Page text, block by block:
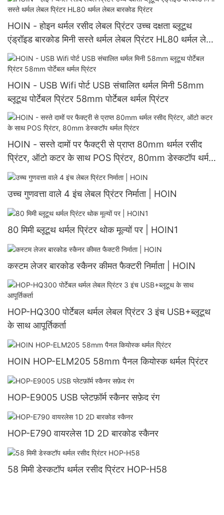
HOIN - होइन थर्मल रसीद लेबल प्रिंटर उच्च दक्षता ब्लूटूथ
एंड्रॉइड बारकोड मिनी सस्ते थर्मल लेबल प्रिंटर HL80 थर्मल लेबल
बारकोड प्रिंटर
HOIN - USB Wifi पोर्ट USB संचालित थर्मल मिनी 58mm
ब्लूटूथ पोर्टेबल प्रिंटर 58mm पोर्टेबल थर्मल प्रिंटर
HOIN - सस्ते दामों पर फैक्ट्री से प्राप्त 80mm थर्मल रसीद
प्रिंटर, ऑटो कटर के साथ POS प्रिंटर, 80mm डेस्कटॉप थर्मल
प्रिंटर
उच्च गुणवत्ता वाले 4 इंच लेबल प्रिंटर निर्माता | HOIN
80 मिमी ब्लूटूथ थर्मल प्रिंटर थोक मूल्यों पर | HOIN1
कस्टम लेजर बारकोड स्कैनर कीमत फैक्टरी निर्माता | HOIN
HOP-HQ300 पोर्टेबल थर्मल लेबल प्रिंटर 3 इंच USB+ब्लूटूथ
के साथ आपूर्तिकर्ता
HOIN HOP-ELM205 58mm पैनल कियोस्क थर्मल प्रिंटर
HOP-E9005 USB प्लेटफ़ॉर्म स्कैनर सफ़ेद रंग
HOP-E790 वायरलेस 1D 2D बारकोड स्कैनर
58 मिमी डेस्कटॉप थर्मल रसीद प्रिंटर HOP-H58